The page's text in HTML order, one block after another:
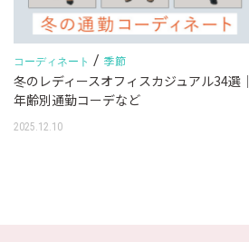
コーディネート / 季節
冬のレディースオフィスカジュアル34選｜
年齢別通勤コーデなど
2025.12.10